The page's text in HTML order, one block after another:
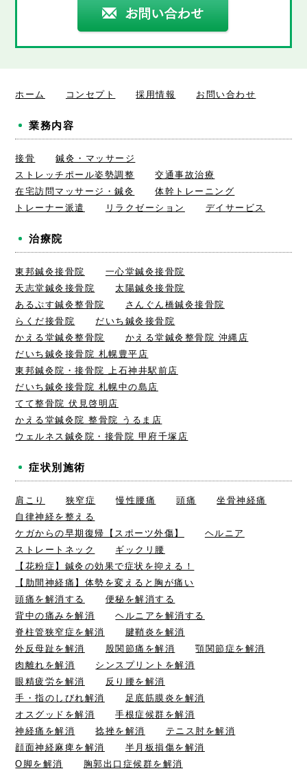
ホーム コンセプト 採用情報 お問い合わせ
業務内容
接骨
鍼灸・マッサージ
ストレッチポール姿勢調整
交通事故治療
在宅訪問マッサージ・鍼灸
体幹トレーニング
トレーナー派遣
リラクゼーション デイサービス
治療院
東邦鍼灸接骨院
一心堂鍼灸接骨院
天志堂鍼灸接骨院
太陽鍼灸接骨院
あるぷす鍼灸整骨院
さんぐん橋鍼灸接骨院
らくだ接骨院
だいち鍼灸接骨院
かえる堂鍼灸整骨院
かえる堂鍼灸整骨院 沖縄店
だいち鍼灸接骨院 札幌豊平店
東邦鍼灸院・接骨院 上石神井駅前店
だいち鍼灸接骨院 札幌中の島店
てて整骨院 伏見啓明店
かえる堂鍼灸院 整骨院 うるま店
ウェルネス鍼灸院・接骨院 甲府千塚店
症状別施術
肩こり 狭窄症 慢性腰痛 頭痛
坐骨神経痛
自律神経を整える
ケガからの早期復帰【スポーツ外傷】
ヘルニア
ストレートネック
ギックリ腰
【花粉症】鍼灸の効果で症状を抑える！
【肋間神経痛】体勢を変えると胸が痛い
頭痛を解消する
便秘を解消する
背中の痛みを解消
ヘルニアを解消する
脊柱管狭窄症を解消
腱鞘炎を解消
外反母趾を解消
股関節痛を解消
顎関節症を解消
肉離れを解消
シンスプリントを解消
眼精疲労を解消
反り腰を解消
手・指のしびれ解消
足底筋膜炎を解消
オスグッドを解消
手根症候群を解消
神経痛を解消
捻挫を解消
テニス肘を解消
顔面神経麻痺を解消
半月板損傷を解消
O脚を解消
胸郭出口症候群を解消